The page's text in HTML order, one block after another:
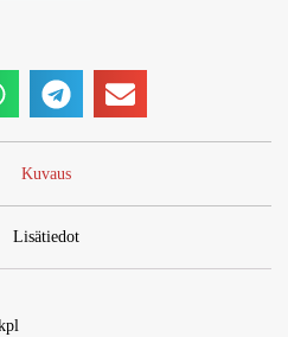
Kuvaus
Lisätiedot